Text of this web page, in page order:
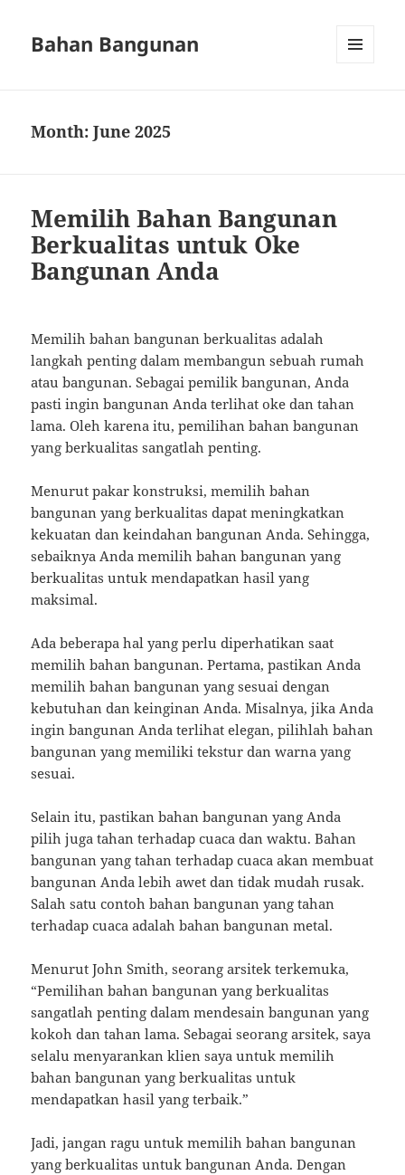
Bahan Bangunan
Month:June 2025
Memilih Bahan Bangunan
Berkualitas untuk Oke
Bangunan Anda
Memilih bahan bangunan berkualitas adalah
langkah penting dalam membangun sebuah rumah
atau bangunan. Sebagai pemilik bangunan, Anda
pasti ingin bangunan Anda terlihat oke dan tahan
lama. Oleh karena itu, pemilihan bahan bangunan
yang berkualitas sangatlah penting.
Menurut pakar konstruksi, memilih bahan
bangunan yang berkualitas dapat meningkatkan
kekuatan dan keindahan bangunan Anda. Sehingga,
sebaiknya Anda memilih bahan bangunan yang
berkualitas untuk mendapatkan hasil yang
maksimal.
Ada beberapa hal yang perlu diperhatikan saat
memilih bahan bangunan. Pertama, pastikan Anda
memilih bahan bangunan yang sesuai dengan
kebutuhan dan keinginan Anda. Misalnya, jika Anda
ingin bangunan Anda terlihat elegan, pilihlah bahan
bangunan yang memiliki tekstur dan warna yang
sesuai.
Selain itu, pastikan bahan bangunan yang Anda
pilih juga tahan terhadap cuaca dan waktu. Bahan
bangunan yang tahan terhadap cuaca akan membuat
bangunan Anda lebih awet dan tidak mudah rusak.
Salah satu contoh bahan bangunan yang tahan
terhadap cuaca adalah bahan bangunan metal.
Menurut John Smith, seorang arsitek terkemuka,
“Pemilihan bahan bangunan yang berkualitas
sangatlah penting dalam mendesain bangunan yang
kokoh dan tahan lama. Sebagai seorang arsitek, saya
selalu menyarankan klien saya untuk memilih
bahan bangunan yang berkualitas untuk
mendapatkan hasil yang terbaik.”
Jadi, jangan ragu untuk memilih bahan bangunan
yang berkualitas untuk bangunan Anda. Dengan